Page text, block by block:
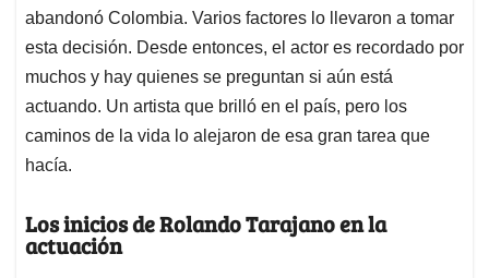
abandonó Colombia. Varios factores lo llevaron a tomar
esta decisión. Desde entonces, el actor es recordado por
muchos y hay quienes se preguntan si aún está
actuando. Un artista que brilló en el país, pero los
caminos de la vida lo alejaron de esa gran tarea que
hacía.
Los inicios de Rolando Tarajano en la
actuación